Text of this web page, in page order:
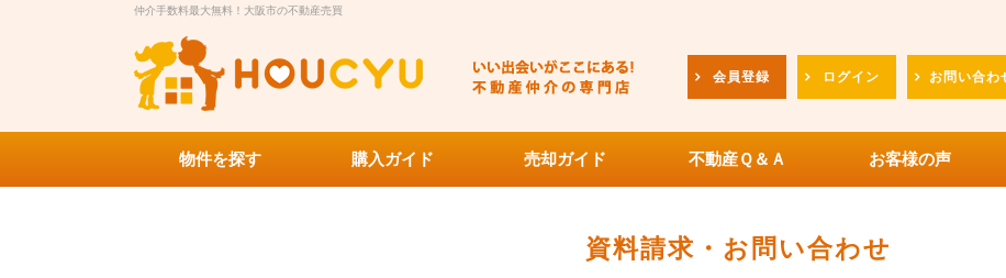
仲介手数料最大無料！大阪市の不動産売買
会員登録 ログイン お問い合わ
物件を探す 購入ガイド 売却ガイド 不動産Ｑ＆Ａ お客様の声
資料請求・お問い合わせ